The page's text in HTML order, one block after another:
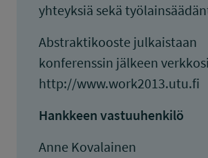
yhteyksiä sekä
Abstraktikooste julkaistaan
konferenssin jälkeen
http://www.work2013.utu.fi
Hankkeen vastuuhenkilö
Anne Kovalainen